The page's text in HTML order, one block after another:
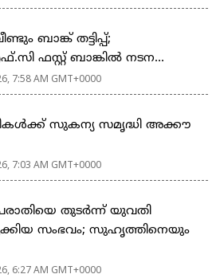
ബാങ്ക് തട്ടിപ്പ്;
ഫസ്റ്റ് ബാങ്കിൽ നടന...
7:58 AM GMT+0000
സു​ക​ന്യ സ​മൃ​ദ്ധി അ​ക്കൗ​
7:03 AM GMT+0000
തുടര്‍ന്ന് യുവതി
സംഭവം; സുഹൃത്തിനെയും
6:27 AM GMT+0000